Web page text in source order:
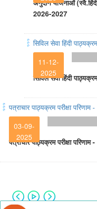
अनुदान योजनाओं
2026-2027
सिविल सेवा हिंदी
11-12-
2025
सिविल सेवा हिंदी
पत्राचार पाठ्यक्रम परीक्षा
03-09-
2025
पत्राचार पाठ्यक्रम परीक्षा